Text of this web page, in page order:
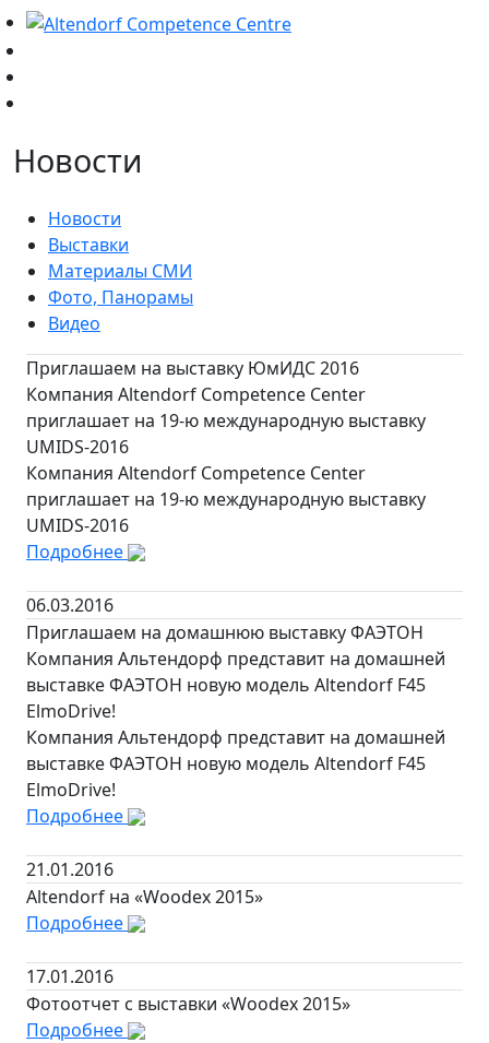
Новости
Новости
Выставки
Материалы СМИ
Фото, Панорамы
Видео
Приглашаем на выставку ЮмИДС 2016
Компания Altendorf Competence Center
приглашает на 19-ю международную выставку
UMIDS-2016
Компания Altendorf Competence Center
приглашает на 19-ю международную выставку
UMIDS-2016
Подробнее
06.03.2016
Приглашаем на домашнюю выставку ФАЭТОН
Компания Альтендорф представит на домашней
выставке ФАЭТОН новую модель Altendorf F45
ElmoDrive!
Компания Альтендорф представит на домашней
выставке ФАЭТОН новую модель Altendorf F45
ElmoDrive!
Подробнее
21.01.2016
Altendorf на «Woodex 2015»
Подробнее
17.01.2016
Фотоотчет с выставки «Woodex 2015»
Подробнее